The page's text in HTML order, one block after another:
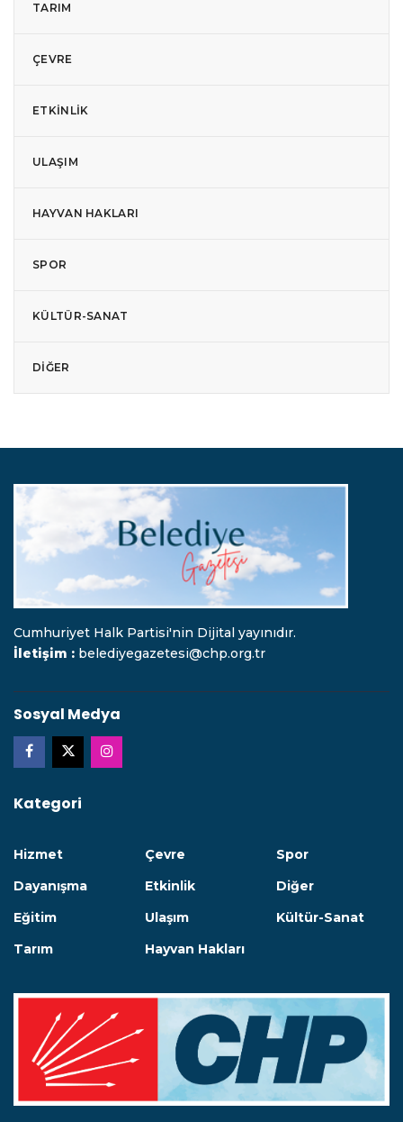
TARIM
ÇEVRE
ETKINLIK
ULAŞIM
HAYVAN HAKLARI
SPOR
KÜLTÜR-SANAT
DIĞER
Cumhuriyet Halk Partisi'nin Dijital yayınıdır.
İletişim : belediyegazetesi@chp.org.tr
Sosyal Medya
Kategori
Hizmet
Dayanışma
Eğitim
Tarım
Çevre
Etkinlik
Ulaşım
Hayvan Hakları
Spor
Diğer
Kültür-Sanat